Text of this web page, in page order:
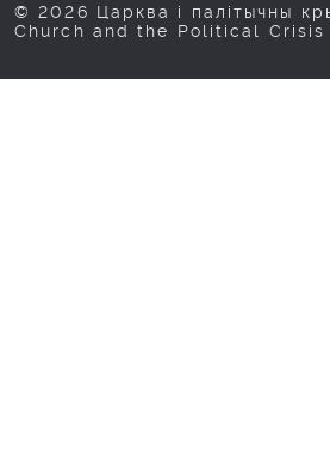
© 2026 Царква і палітычны
Church and the Political Crisis